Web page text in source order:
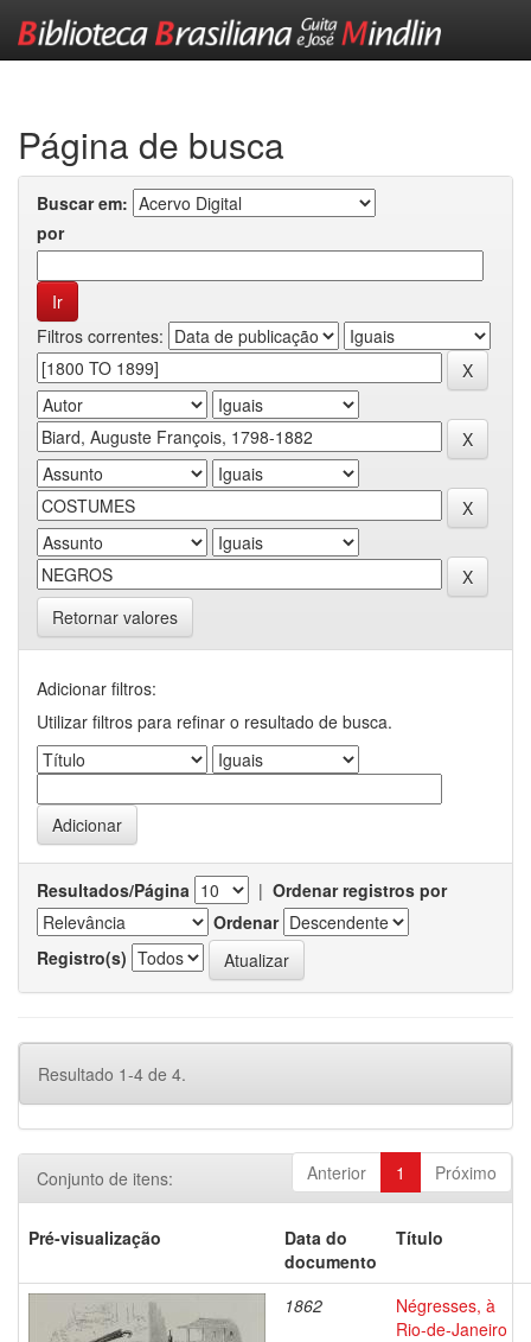
Página de busca
Buscar em:
por
Filtros correntes:
Retornar valores
Adicionar filtros:
Utilizar filtros para refinar o resultado de busca.
Resultados/Página | Ordenar registros por
Ordenar
Registro(s)
Resultado 1-4 de 4.
Anterior 1 Próximo
Conjunto de itens:
Pré-visualização
Data do
documento
Título
1862
Négresses, à
Rio-de-Janeiro